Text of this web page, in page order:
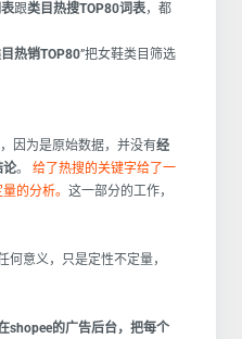
跟类目热搜TOP80词表，都
热销TOP80”把女鞋类目筛选
，因为是原始数据，并没有经
论。
给了热搜的关键字给了一
的分析。 这一部分的工作，
意义，只是定性不定量，
shopee的广告后台，把每个